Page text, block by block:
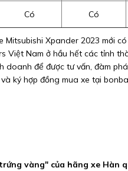
Có Có
Mitsubishi Xpander 2023 mới
Việt Nam ở hầu hết các tỉnh
doanh để được tư vấn, đàm
ký hợp đồng mua xe tại
vàng" của hãng xe Hàn